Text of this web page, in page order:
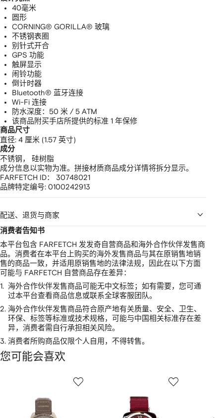
40毫米
圆形
CORNING® GORILLA® 玻璃
不锈钢表圈
别针式开合
GPS 功能
触屏显示
闹铃功能
倒计时器
Bluetooth® 蓝牙连接
Wi-Fi 连接
防水深度：50 米 / 5 ATM
该商品附买手店所提供的标准 1 年保修
商品尺寸
直径: 4 厘米 (1.57 英寸)
成分
不锈钢， 硅树脂
成分信息以实物为准。拼接材质商品成分详情将拆分显示。
FARFETCH ID： 30748021
品牌特定编号: 0100242913
配送、退货与商家
消费者告知书
本平台包含 FARFETCH 发发奇自营商品和海外合作伙伴发售商
品。消费者在本平台上购买的海外发售商品与其在原销售地销
售的商品一致，并适用原销售地的法律法规，因此在以下方面
可能与 FARFETCH 自营商品存在差异：
1. 海外合作伙伴发售商品可能无中文标签；如有需要，您可通
过本平台查看商品信息或联系全球客服团队。
2. 海外合作伙伴发售商品符合原产地有关质量、安全、卫生、
环保、标签等标准或技术规格，可能与中国相关标准存在差
异，消费者需自行承担相关风险。
3. 消费者所购商品仅限个人自用，不得转售。
您可能会喜欢